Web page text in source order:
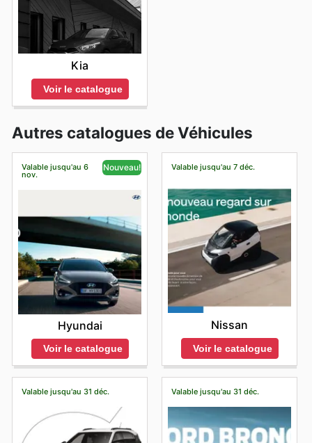
Kia
Voir le catalogue
Autres catalogues de Véhicules
Valable jusqu'au 6
nov.
Nouveau!
Hyundai
Voir le catalogue
Valable jusqu'au 7 déc.
Nissan
Voir le catalogue
Valable jusqu'au 31 déc. Valable jusqu'au 31 déc.